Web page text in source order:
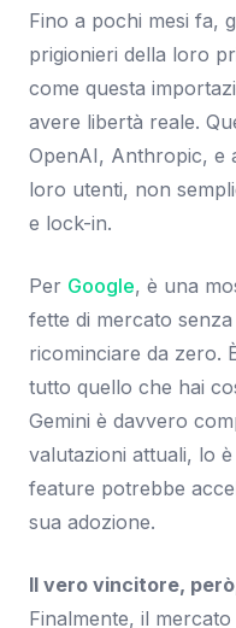
Fino a pochi mesi fa,
prigionieri della loro
come questa
avere libertà reale.
OpenAI, Anthropic, e
loro utenti, non
e lock-in.
Per Google, è una
fette di mercato
ricominciare da zero.
tutto quello che hai
Gemini è davvero
valutazioni attuali, lo
feature potrebbe
sua adozione.
Il vero vincitore,
Finalmente, il